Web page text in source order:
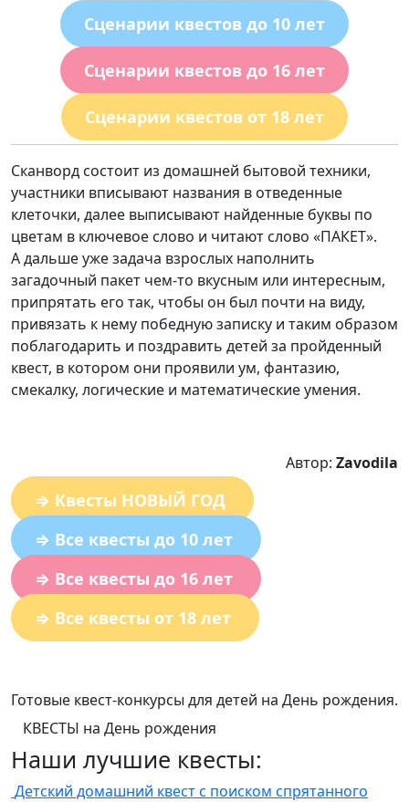
Сценарии квестов до 10 лет
Сценарии квестов до 16 лет
Сценарии квестов от 18 лет
Сканворд состоит из домашней бытовой техники,
участники вписывают названия в отведенные
клеточки, далее выписывают найденные буквы по
цветам в ключевое слово и читают слово «ПАКЕТ».
А дальше уже задача взрослых наполнить
загадочный пакет чем-то вкусным или интересным,
припрятать его так, чтобы он был почти на виду,
привязать к нему победную записку и таким образом
поблагодарить и поздравить детей за пройденный
квест, в котором они проявили ум, фантазию,
смекалку, логические и математические умения.
Автор: Zavodila
⇒ Квесты НОВЫЙ ГОД
⇒ Все квесты до 10 лет
⇒ Все квесты до 16 лет
⇒ Все квесты от 18 лет
Готовые квест-конкурсы для детей на День рождения.
КВЕСТЫ на День рождения
Наши лучшие квесты:
Детский домашний квест с поиском спрятанного